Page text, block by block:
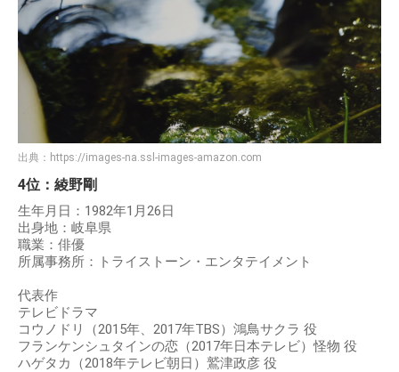
出典： https://images-na.ssl-images-amazon.com
4位：綾野剛
生年月日：1982年1月26日
出身地：岐阜県
職業：俳優
所属事務所：トライストーン・エンタテイメント
代表作
テレビドラマ
コウノドリ（2015年、2017年TBS）鴻鳥サクラ 役
フランケンシュタインの恋（2017年日本テレビ）怪物 役
ハゲタカ（2018年テレビ朝日）鷲津政彦 役